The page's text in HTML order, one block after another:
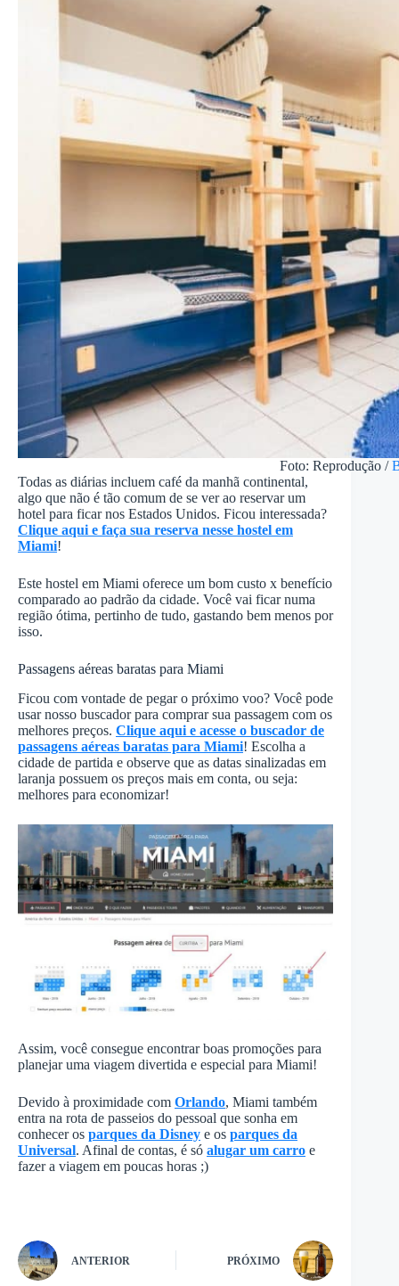
Foto: Reprodução /
Todas as diárias incluem café da manhã continental,
algo que não é tão comum de se ver ao reservar um
hotel para ficar nos Estados Unidos. Ficou interessada?
Clique aqui e faça sua reserva nesse hostel em
Miami!
Este hostel em Miami oferece um bom custo x benefício
comparado ao padrão da cidade. Você vai ficar numa
região ótima, pertinho de tudo, gastando bem menos por
isso.
Passagens aéreas baratas para Miami
Ficou com vontade de pegar o próximo voo? Você pode
usar nosso buscador para comprar sua passagem com os
melhores preços. Clique aqui e acesse o buscador de
passagens aéreas baratas para Miami! Escolha a
cidade de partida e observe que as datas sinalizadas em
laranja possuem os preços mais em conta, ou seja:
melhores para economizar!
Assim, você consegue encontrar boas promoções para
planejar uma viagem divertida e especial para Miami!
Devido à proximidade com Orlando, Miami também
entra na rota de passeios do pessoal que sonha em
conhecer os parques da Disney e os parques da
Universal. Afinal de contas, é só alugar um carro e
fazer a viagem em poucas horas ;)
ANTERIOR PRÓXIMO